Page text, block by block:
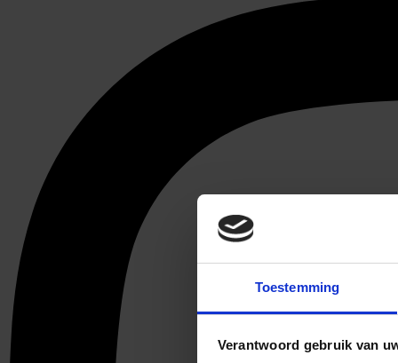
Toestemming
Verantwoord gebruik van